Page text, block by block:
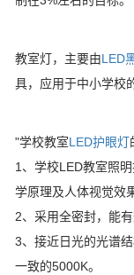
教室灯，主要由LED
具，应用于中小学校
"学校教室LED护眼灯
1、学校LED教室照
学原理及人体视觉效
2、采用全密封，能
3、接近日光的光谱
一致的5000K。